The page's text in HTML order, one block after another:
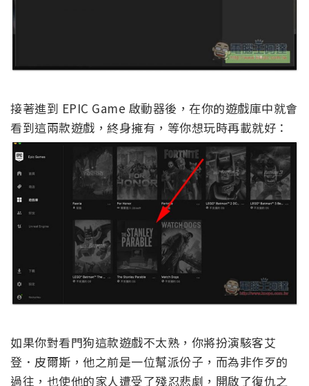
接著進到 EPIC Game 啟動器後，在你的遊戲庫中就會
看到這兩款遊戲，終身擁有，等你想玩時再載就好：
如果你對看門狗這款遊戲不太熟，你將扮演駭客艾
登．皮爾斯，他之前是一位幫派份子，而為非作歹的
過往，也使他的家人遭受了殘忍悲劇，開啟了復仇之